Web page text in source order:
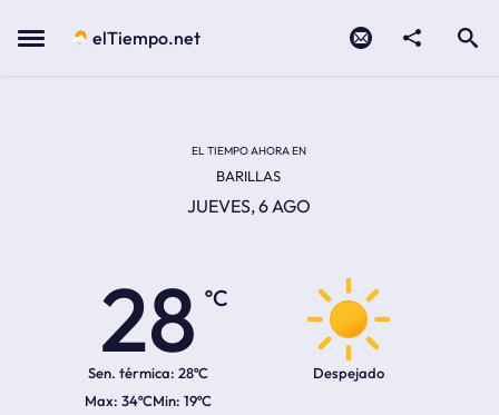
Menu elTiempo.net
EL TIEMPO AHORA EN
BARILLAS
JUEVES, 6 AGO
28
ºC
Sen. térmica: 28ºC
34ºC 19ºC
Despejado